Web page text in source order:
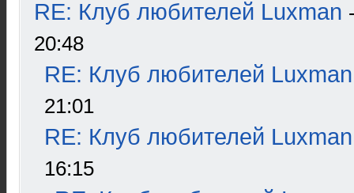
RE: Клуб любителей Luxman
20:48
RE: Клуб любителей Luxman
21:01
RE: Клуб любителей Luxman
16:15